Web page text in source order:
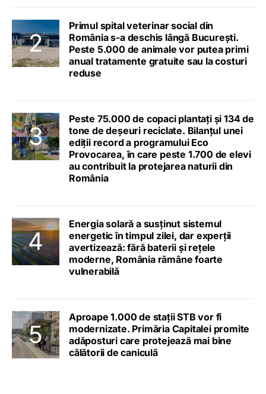
Primul spital veterinar social din
România s-a deschis lângă București.
Peste 5.000 de animale vor putea primi
anual tratamente gratuite sau la costuri
reduse
Peste 75.000 de copaci plantați și 134 de
tone de deșeuri reciclate. Bilanțul unei
ediții record a programului Eco
Provocarea, în care peste 1.700 de elevi
au contribuit la protejarea naturii din
România
Energia solară a susținut sistemul
energetic în timpul zilei, dar experții
avertizează: fără baterii și rețele
moderne, România rămâne foarte
vulnerabilă
Aproape 1.000 de stații STB vor fi
modernizate. Primăria Capitalei promite
adăposturi care protejează mai bine
călătorii de caniculă